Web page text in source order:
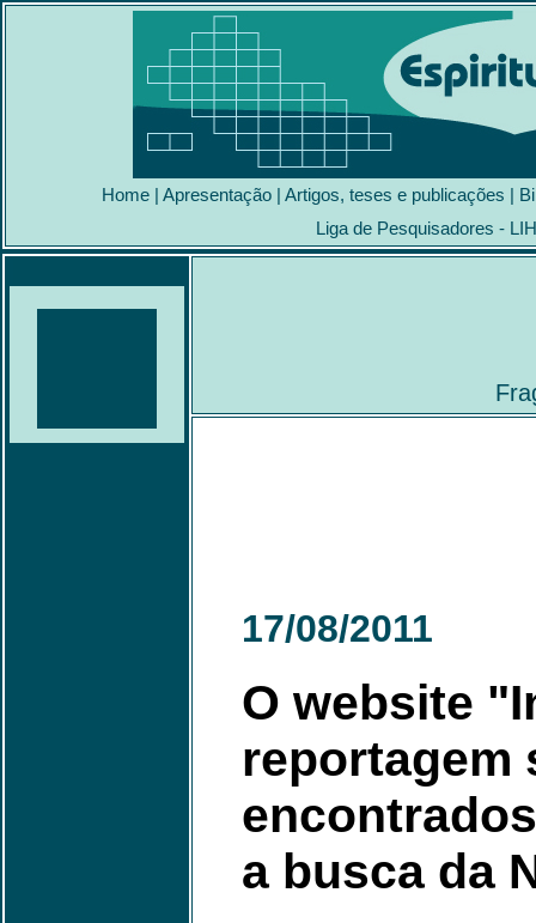
Home | Apresentação | Artigos, teses e publicações |
Liga de Pesquisadores -
17/08/2011
O website
reportagem
a busca da